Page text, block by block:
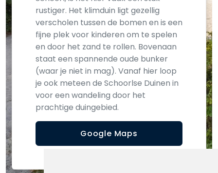
rustiger. Het klimduin ligt gezellig
verscholen tussen de bomen en is een
fijne plek voor kinderen om te spelen
en door het zand te rollen. Bovenaan
staat een spannende oude bunker
(waar je niet in mag). Vanaf hier loop
je ook meteen de Schoorlse Duinen in
voor een wandeling door het
prachtige duingebied.
Google Maps